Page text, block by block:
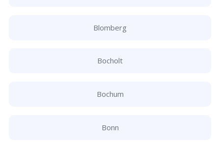
Blomberg
Bocholt
Bochum
Bonn